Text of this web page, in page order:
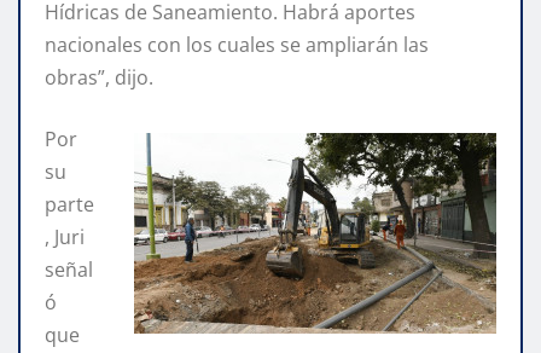
Hídricas de Saneamiento. Habrá aportes
nacionales con los cuales se ampliarán las
obras”, dijo.
Por
su
parte
, Juri
señal
ó
que